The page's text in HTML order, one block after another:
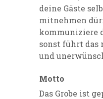
deine Gäste
mitnehmen
kommuniziere
sonst führt das
und
Motto
Das Grobe ist